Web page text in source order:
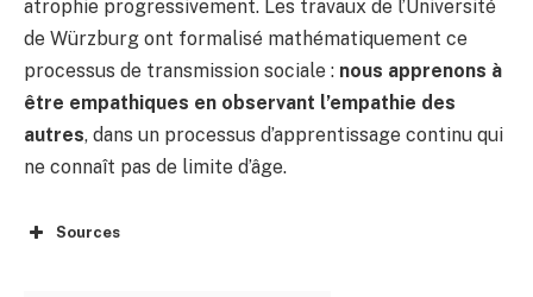
atrophie progressivement. Les travaux de l’Université
de Würzburg ont formalisé mathématiquement ce
processus de transmission sociale : nous apprenons à
être empathiques en observant l’empathie des
autres, dans un processus d’apprentissage continu qui
ne connaît pas de limite d’âge.
Sources